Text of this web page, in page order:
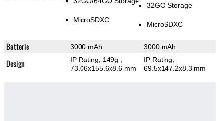
MicroSDXC
32GO Storage
MicroSDXC
Batterie 3000 mAh 3000 mAh
Design IP Rating, 149g
73.06x155.6x8.6 mm
IP Rating,
69.5x147.2x8.3 mm